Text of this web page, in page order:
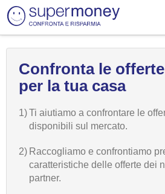
Confronta le
per la tua casa
1)Ti aiutiamo a confrontare le
disponibili sul mercato.
2) Raccogliamo e confrontiamo
caratteristiche delle offerte dei
partner.